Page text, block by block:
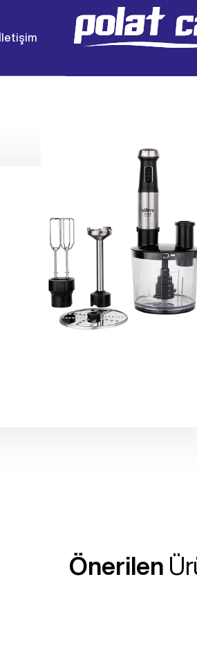
İletişim
Önerilen